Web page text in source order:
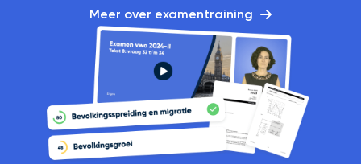
Meer over examentraining